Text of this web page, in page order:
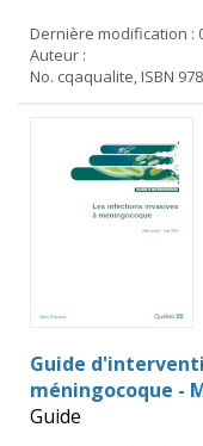
Dernière modification :
Auteur :
No. cqaqualite, ISBN
Guide
méningocoque -
Guide